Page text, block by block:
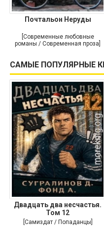
Почтальон Неруды
[Современные любовные
романы / Современная проза]
САМЫЕ ПОПУЛЯРНЫЕ
Двадцать два несчастья.
Том 12
[Самиздат / Попаданцы]